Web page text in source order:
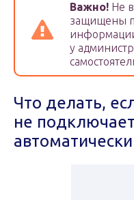
Важно! Не
защищены
у
Что делать,
не
автоматически